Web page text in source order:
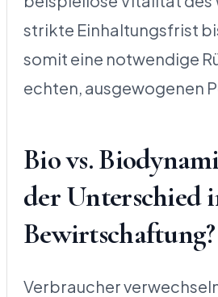
strikte Einhaltungsfrist
somit eine notwendige
echten, ausgewogenen
Bio vs.
der Unterschied
Bewirtschaftung?
Verbraucher